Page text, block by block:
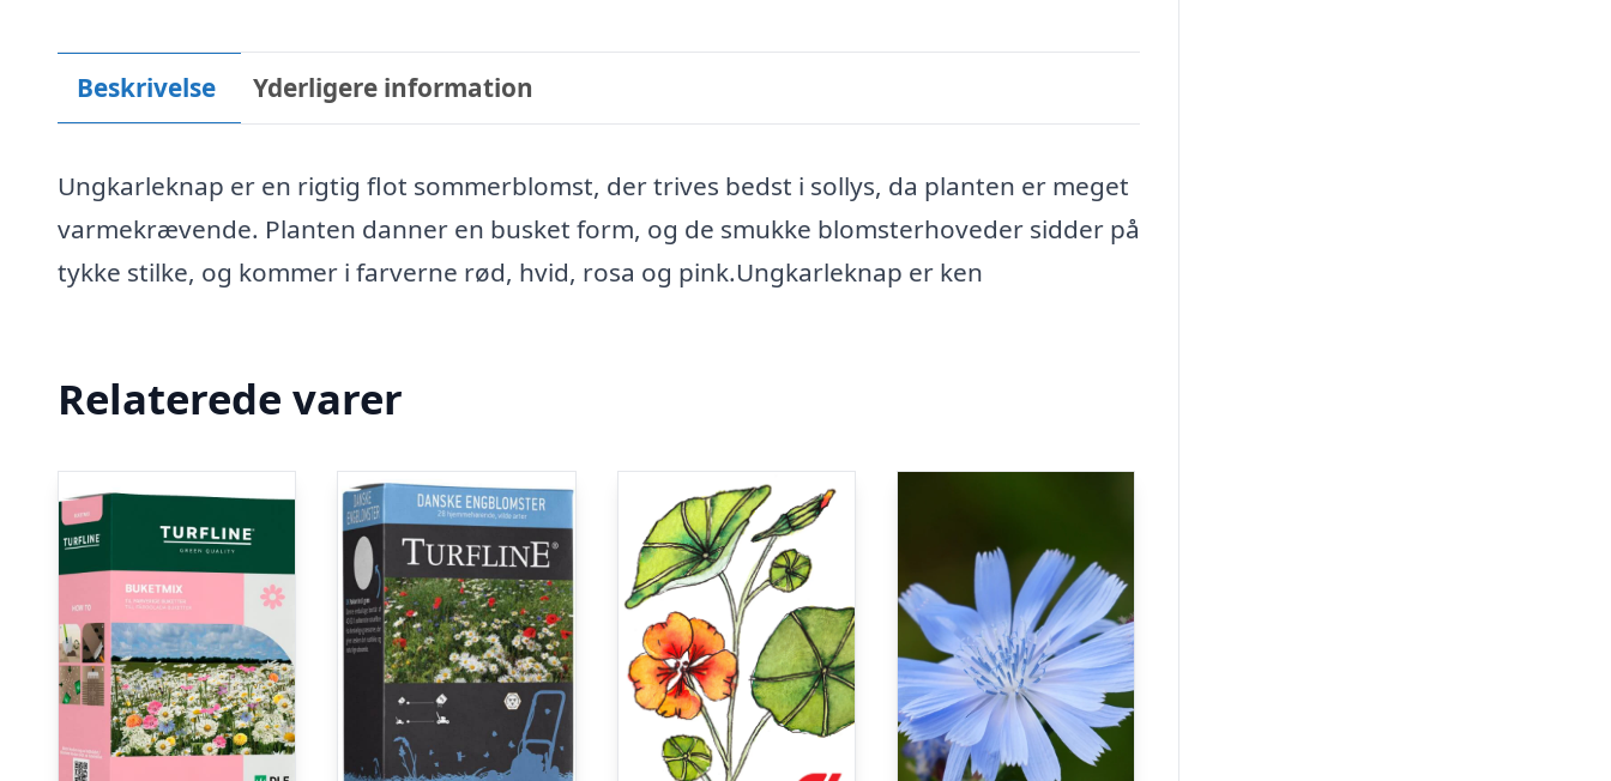
Beskrivelse Yderligere information
Ungkarleknap er en rigtig flot sommerblomst, der trives bedst i sollys, da planten er meget
varmekrævende. Planten danner en busket form, og de smukke blomsterhoveder sidder på
tykke stilke, og kommer i farverne rød, hvid, rosa og pink.Ungkarleknap er ken
Relaterede varer